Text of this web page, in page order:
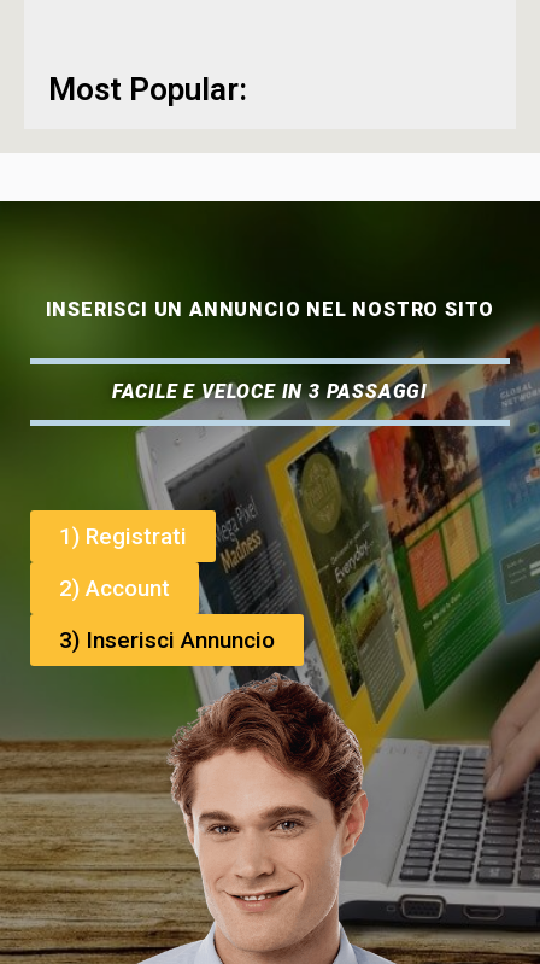
Most Popular:
INSERISCI UN ANNUNCIO NEL NOSTRO SITO
FACILE E VELOCE IN 3 PASSAGGI
1) Registrati
2) Account
3) Inserisci Annuncio